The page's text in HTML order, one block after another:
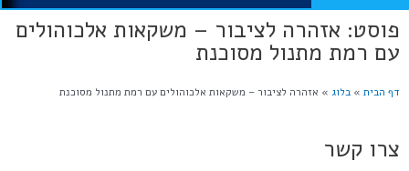
פוסט: אזהרה לציבור – משקאות אלכוהולים
עם רמת מתנול מסוכנת
דף הבית » בלוג » אזהרה לציבור – משקאות אלכוהולים עם רמת מתנול מסוכנת
צרו קשר